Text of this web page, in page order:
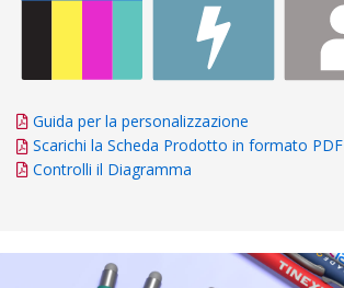
Guida per la personalizzazione
Scarichi la Scheda Prodotto in formato PDF
Controlli il Diagramma